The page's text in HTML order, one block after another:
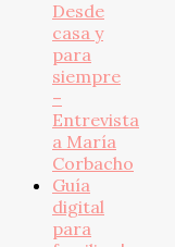
Desde
casa y
para
siempre
–
Entrevista
a María
Corbacho
Guía
digital
para